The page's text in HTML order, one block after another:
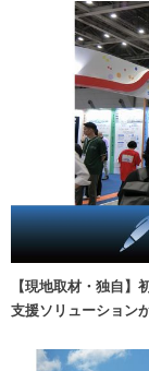
【現地取材・独自
支援ソリューション